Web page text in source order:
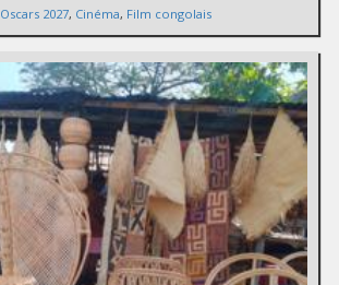
Oscars 2027, Cinéma, Film congolais